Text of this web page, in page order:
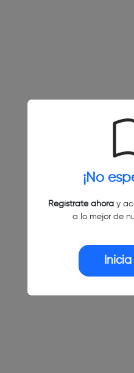
¡No
Regístrate ahoray
a lo mejor de